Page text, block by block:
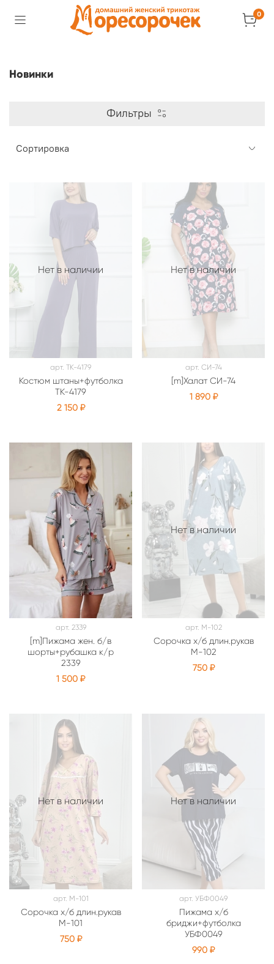
0
Новинки
Фильтры
Нет в наличии
арт. ТК-4179
Костюм штаны+футболка
ТК-4179
2 150 ₽
Нет в наличии
арт. СИ-74
[m]Халат СИ-74
1 890 ₽
арт. 2339
[m]Пижама жен. б/в
шорты+рубашка к/р
2339
1 500 ₽
Нет в наличии
арт. М-102
Сорочка х/б длин.рукав
М-102
750 ₽
Нет в наличии
арт. М-101
Сорочка х/б длин.рукав
М-101
750 ₽
Нет в наличии
арт. УБФ0049
Пижама х/б
бриджи+футболка
УБФ0049
990 ₽